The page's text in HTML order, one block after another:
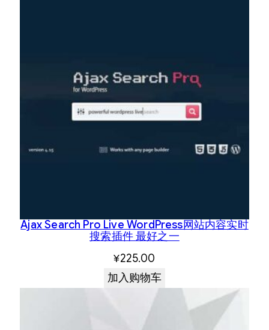
Ajax Search Pro Live WordPress网站内容实时
搜索插件 最好之一
¥225.00
加入购物车